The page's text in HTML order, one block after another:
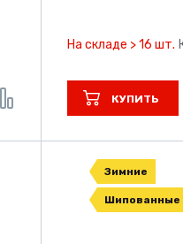
На складе > 16 шт.
КУПИТЬ
Зимние
Шипованные